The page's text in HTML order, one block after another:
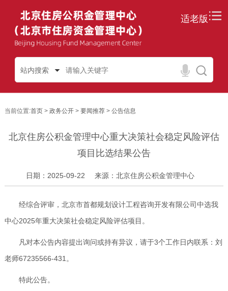
适老版
站内搜索
当前位置:首页> 政务公开> 要闻推荐> 公告信息
北京住房公积金管理中心重大决策社会稳定风险评估
项目比选结果公告
日期：2025-09-22 来源：北京住房公积金管理中心
经综合评审，北京市首都规划设计工程咨询开发有限公司中选我
中心2025年重大决策社会稳定风险评估项目。
凡对本公告内容提出询问或持有异议，请于3个工作日内联系：刘
老师67235566-431。
特此公告。